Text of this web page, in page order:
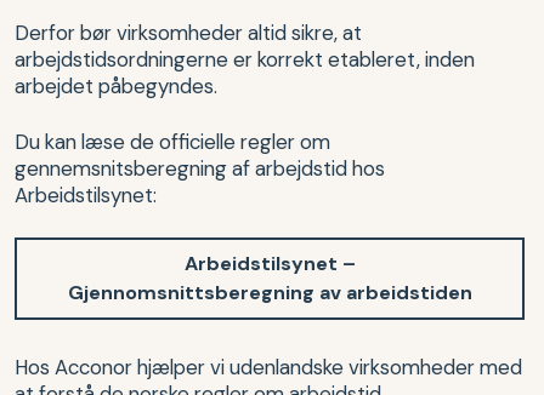
Derfor bør virksomheder altid sikre, at
arbejdstidsordningerne er korrekt etableret, inden
arbejdet påbegyndes.
Du kan læse de officielle regler om
gennemsnitsberegning af arbejdstid hos
Arbeidstilsynet:
Arbeidstilsynet –
Gjennomsnittsberegning av arbeidstiden
Hos Acconor hjælper vi udenlandske virksomheder med